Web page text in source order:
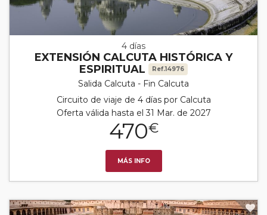
4 días
EXTENSIÓN CALCUTA HISTÓRICA Y
ESPIRITUAL
Ref.14976
Salida Calcuta - Fin Calcuta
Circuito de viaje de 4 días por Calcuta
Oferta válida hasta el 31 Mar. de 2027
470€
MÁS INFO